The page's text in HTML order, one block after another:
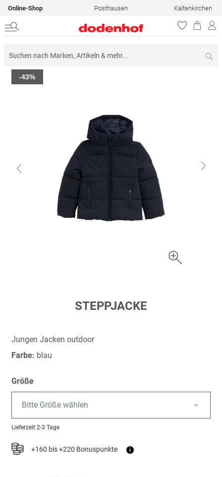
Online-Shop Posthausen Kaltenkirchen
Zum
Ende
-43%
springen
STEPPJACKE
Jungen Jacken outdoor
Farbe: blau
Größe
Bitte Größe wählen
Lieferzeit 2-3 Tage
+160 bis +220 Bonuspunkte i